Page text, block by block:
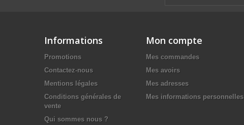
Informations
Promotions
Contactez-nous
Mentions légales
Conditions générales de
vente
Qui sommes nous ?
Mon compte
Mes commandes
Mes avoirs
Mes adresses
Mes informations personnelles